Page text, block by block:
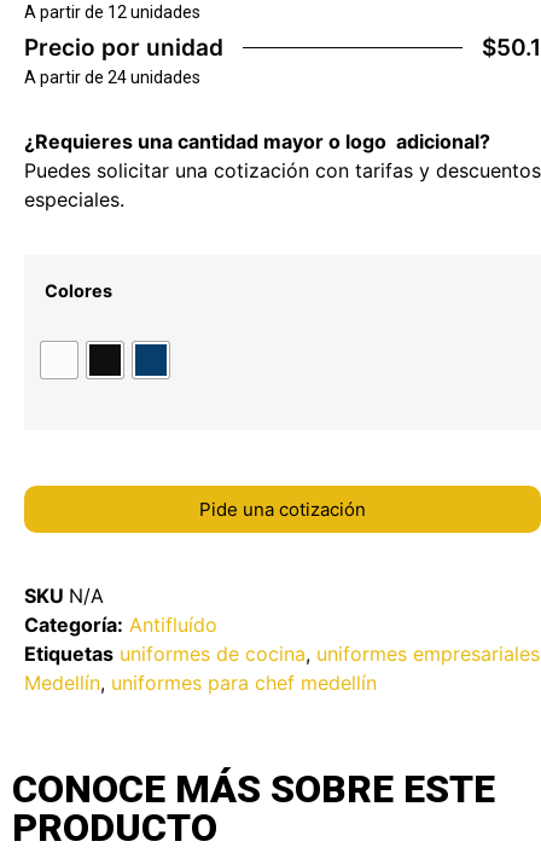
A partir de 12 unidades
Precio por unidad $50.1
A partir de 24 unidades
¿Requieres una cantidad mayor o logo adicional?
Puedes solicitar una cotización con tarifas y descuentos
especiales.
Colores
Pide una cotización
SKU N/A
Categoría: Antifluído
Etiquetas uniformes de cocina, uniformes empresariales
Medellín, uniformes para chef medellín
CONOCE MÁS SOBRE ESTE
PRODUCTO